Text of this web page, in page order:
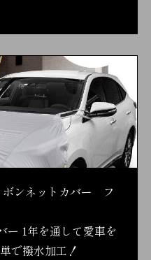
ンネットカバー フ
ー 1年を通して愛車を
で撥水加工！